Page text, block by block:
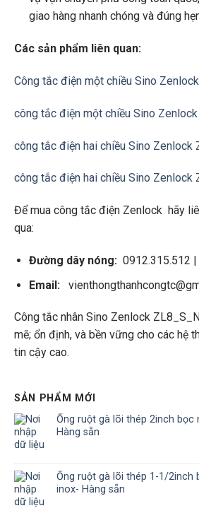
giao hàng nhanh chóng và đúng
Các sản phẩm liên quan:
Công tắc điện một chiều Sino
công tắc điện một chiều Sino
công tắc điện hai chiều Sino
công tắc điện hai chiều Sino
Để mua công tắc điện Zenlock hãy
qua:
Đường dây nóng:0912.315.512 |
Email:
Công tắc nhân Sino Zenlock
mẽ; ổn định, và bền vững cho các hệ
tin cậy cao.
SẢN PHẨM MỚI
Ống ruột gà lõi thép 2inch bọc
Hàng sẵn
Ống ruột gà lõi thép 1-1/2inch
inox- Hàng sẵn